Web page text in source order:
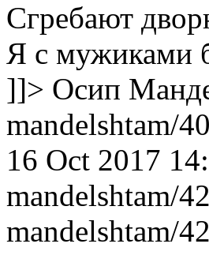
Сгребают
Я с мужиками
]]> Осип
mandelshtam/
16 Oct 2017
mandelshtam/
mandelshtam/